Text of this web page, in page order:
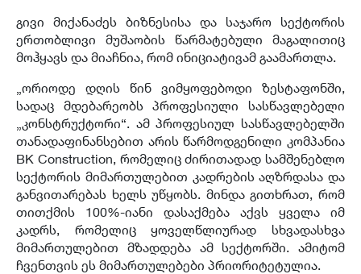
გივი მიქანაძეს ბიზნესისა და საჯარო სექტორის
ერთობლივი მუშაობის წარმატებული მაგალითიც
მოჰყავს და მიაჩნია, რომ ინიციატივამ გაამართლა.
„ორიოდე დღის წინ ვიმყოფებოდი ზესტაფონში,
სადაც მდებარეობს პროფესიული სასწავლებელი
„კონსტრუქტორი“. ამ პროფესიულ სასწავლებელში
თანადაფინანსებით არის წარმოდგენილი კომპანია
BK Construction, რომელიც ძირითადად სამშენებლო
სექტორის მიმართულებით კადრების აღზრდასა და
განვითარებას ხელს უწყობს. მინდა გითხრათ, რომ
თითქმის 100%-იანი დასაქმება აქვს ყველა იმ
კადრს, რომელიც ყოველწლიურად სხვადასხვა
მიმართულებით მზადდება ამ სექტორში. ამიტომ
ჩვენთვის ეს მიმართულებები პრიორიტეტულია.